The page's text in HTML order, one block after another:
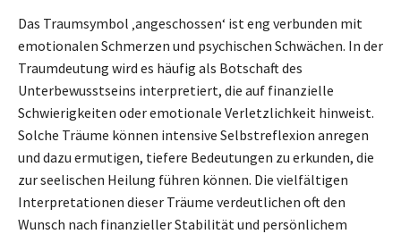
Das Traumsymbol ‚angeschossen‘ ist eng verbunden mit
emotionalen Schmerzen und psychischen Schwächen. In der
Traumdeutung wird es häufig als Botschaft des
Unterbewusstseins interpretiert, die auf finanzielle
Schwierigkeiten oder emotionale Verletzlichkeit hinweist.
Solche Träume können intensive Selbstreflexion anregen
und dazu ermutigen, tiefere Bedeutungen zu erkunden, die
zur seelischen Heilung führen können. Die vielfältigen
Interpretationen dieser Träume verdeutlichen oft den
Wunsch nach finanzieller Stabilität und persönlichem